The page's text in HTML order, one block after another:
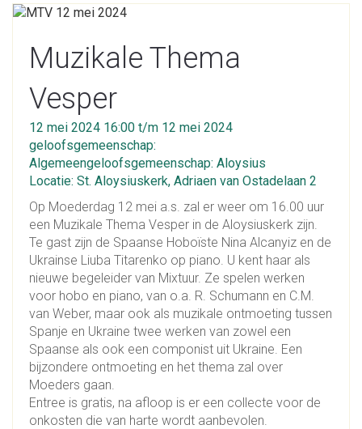
Muzikale Thema
Vesper
12 mei 2024 16:00 t/m 12 mei 2024
geloofsgemeenschap:
Algemeengeloofsgemeenschap: Aloysius
Locatie: St. Aloysiuskerk, Adriaen van Ostadelaan 2
Op Moederdag 12 mei a.s. zal er weer om 16.00 uur
een Muzikale Thema Vesper in de Aloysiuskerk zijn.
Te gast zijn de Spaanse Hoboïste Nina Alcanyiz en de
Ukrainse Liuba Titarenko op piano. U kent haar als
nieuwe begeleider van Mixtuur. Ze spelen werken
voor hobo en piano, van o.a. R. Schumann en C.M.
van Weber, maar ook als muzikale ontmoeting tussen
Spanje en Ukraine twee werken van zowel een
Spaanse als ook een componist uit Ukraine. Een
bijzondere ontmoeting en het thema zal over
Moeders gaan.
Entree is gratis, na afloop is er een collecte voor de
onkosten die van harte wordt aanbevolen.